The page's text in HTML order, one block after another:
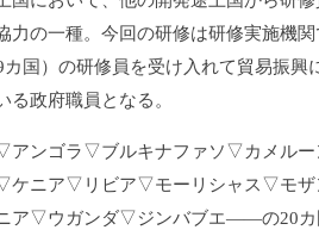
力の一種。 今回の研修は研修実施機
国） の研修員を受け入れて貿易振興
る政府職員となる。
アンゴラ▽ブルキナファソ▽ カメル
ケニア▽リビア▽モーリシャス▽モ
ア▽ウガンダ▽ジンバブエ――の20